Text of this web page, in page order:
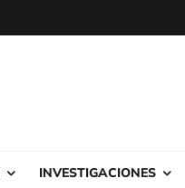
INVESTIGACIONES